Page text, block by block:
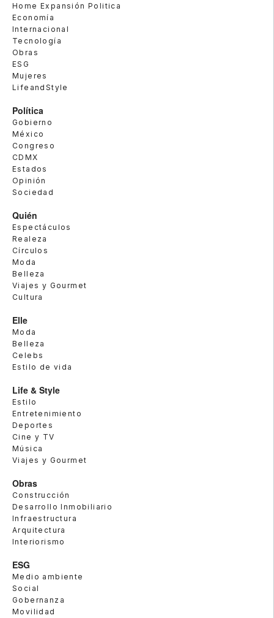
Home Expansión Politica
Economía
Internacional
Tecnología
Obras
ESG
Mujeres
LifeandStyle
Política
Gobierno
México
Congreso
CDMX
Estados
Opinión
Sociedad
Quién
Espectáculos
Realeza
Círculos
Moda
Belleza
Viajes y Gourmet
Cultura
Elle
Moda
Belleza
Celebs
Estilo de vida
Life & Style
Estilo
Entretenimiento
Deportes
Cine y TV
Música
Viajes y Gourmet
Obras
Construcción
Desarrollo Inmobiliario
Infraestructura
Arquitectura
Interiorismo
ESG
Medio ambiente
Social
Gobernanza
Movilidad